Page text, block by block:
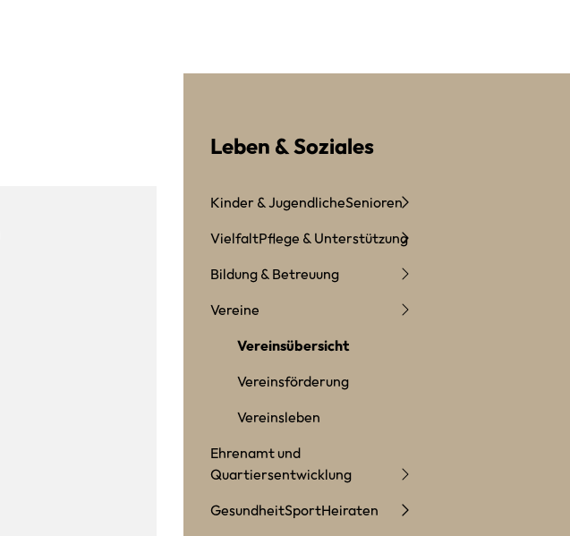
Leben & Soziales
Kinder & JugendlicheSenioren
VielfaltPflege & Unterstützung
Bildung & Betreuung
Vereine
Vereinsübersicht
Vereinsförderung
Vereinsleben
Ehrenamt und
Quartiersentwicklung
GesundheitSportHeiraten